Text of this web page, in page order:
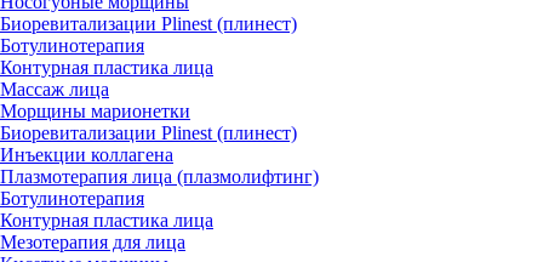
Биоревитализации Plinest (плинест)
Ботулинотерапия
Контурная пластика лица
Массаж лица
Морщины марионетки
Биоревитализации Plinest (плинест)
Инъекции коллагена
Плазмотерапия лица (плазмолифтинг)
Ботулинотерапия
Контурная пластика лица
Мезотерапия для лица